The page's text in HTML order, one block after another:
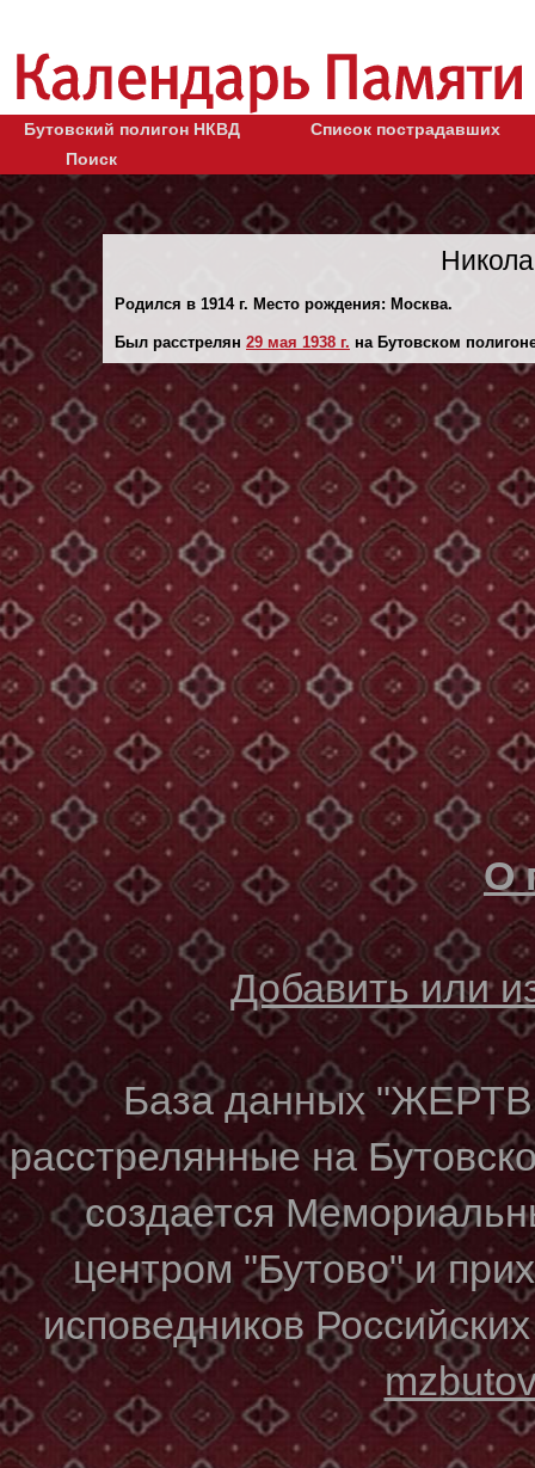
Бутовский полигон НКВД
Список пострадавших
Поиск
Родился в 1914 г. Место рождения: Москва.
Был расстрелян 29 мая 1938 г. на Бутовском
О
Добавить или
База данных
расстрелянные на
создается
центром "Бутово" и
исповедников